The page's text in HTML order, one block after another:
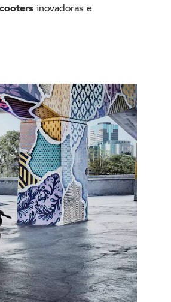
inovadoras e